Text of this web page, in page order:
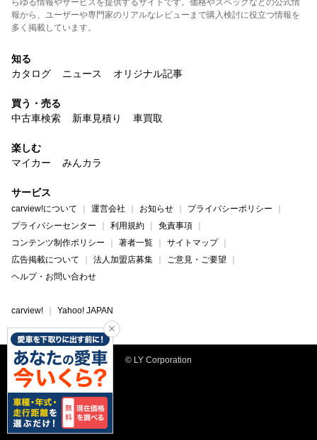
報から、ユーザーや専門家のリアルなレビューまで購入検討に役立つ情報を
多く掲載しています。
知る
カタログ
ニュース オリジナル記事
買う・売る
中古車検索
新車見積り 車買取
楽しむ
マイカー
みんカラ
サービス
carview!について 運営会社 お知らせ
プライバシーポリシー
プライバシーセンター
利用規約
免責事項
コンテンツ制作ポリシー
著者一覧
サイトマップ
広告掲載について
法人加盟店募集
ご意見・ご要望
ヘルプ・お問い合わせ
carview! Yahoo! JAPAN
© LY Corporation